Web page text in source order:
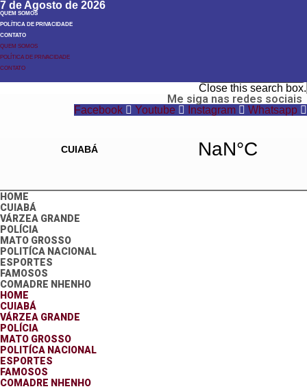
7 de Agosto de 2026
QUEM SOMOS
POLÍTICA DE PRIVACIDADE
CONTATO
QUEM SOMOS
POLÍTICA DE PRIVACIDADE
CONTATO
Close this search box.
Me siga nas redes sociais
Facebook Youtube Instagram Whatsapp
HOME
CUIABÁ
VÁRZEA GRANDE
POLÍCIA
MATO GROSSO
POLITÍCA NACIONAL
ESPORTES
FAMOSOS
COMADRE NHENHO
HOME
CUIABÁ
VÁRZEA GRANDE
POLÍCIA
MATO GROSSO
POLITÍCA NACIONAL
ESPORTES
FAMOSOS
COMADRE NHENHO